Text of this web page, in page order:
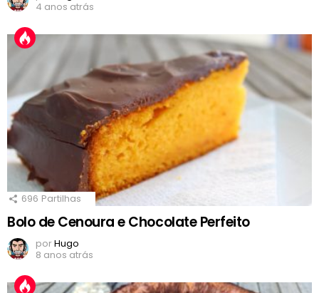
4 anos atrás
696 Partilhas
Bolo de Cenoura e Chocolate Perfeito
porHugo
8 anos atrás